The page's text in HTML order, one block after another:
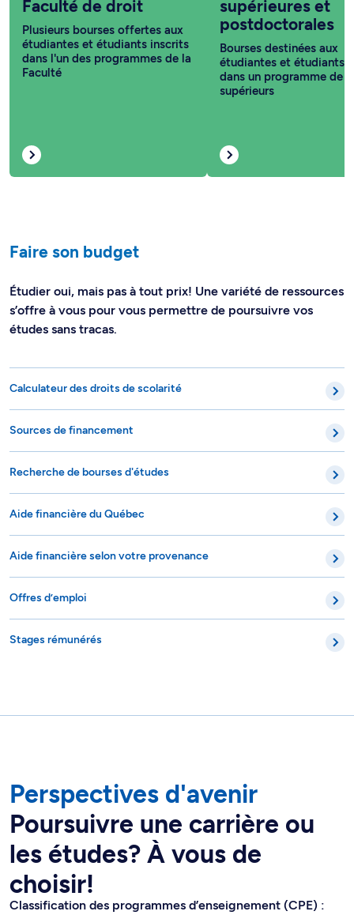
Faculté de droit
Plusieurs bourses offertes aux
étudiantes et étudiants inscrits
dans l'un des programmes de la
Faculté
supérieures et
postdoctorales
Bourses destinées aux
étudiantes et étudiants
dans un programme de
supérieurs
Faire son budget
Étudier oui, mais pas à tout prix! Une variété de ressources
s’offre à vous pour vous permettre de poursuivre vos
études sans tracas.
Calculateur des droits de scolarité
Sources de financement
Recherche de bourses d'études
Aide financière du Québec
Aide financière selon votre provenance
Offres d’emploi
Stages rémunérés
Perspectives d'avenir
Poursuivre une carrière ou
les études? À vous de
choisir!
Classification des programmes d’enseignement (CPE) :